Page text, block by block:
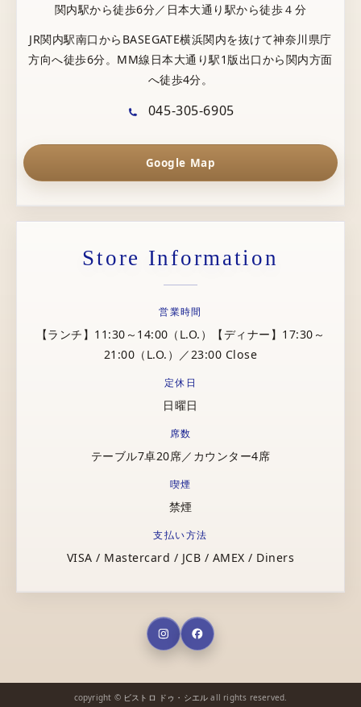
関内駅から徒歩6分／日本大通り駅から徒歩４分
JR関内駅南口からBASEGATE横浜関内を抜けて神奈川県庁
方向へ徒歩6分。MM線日本大通り駅1版出口から関内方面
へ徒歩4分。
045-305-6905
Google Map
Store Information
営業時間
【ランチ】11:30～14:00（L.O.）【ディナー】17:30～
21:00（L.O.）／23:00 Close
定休日
日曜日
席数
テーブル7卓20席／カウンター4席
喫煙
禁煙
支払い方法
VISA / Mastercard / JCB / AMEX / Diners
copyright © ビストロ ドゥ・シエル all rights reserved.